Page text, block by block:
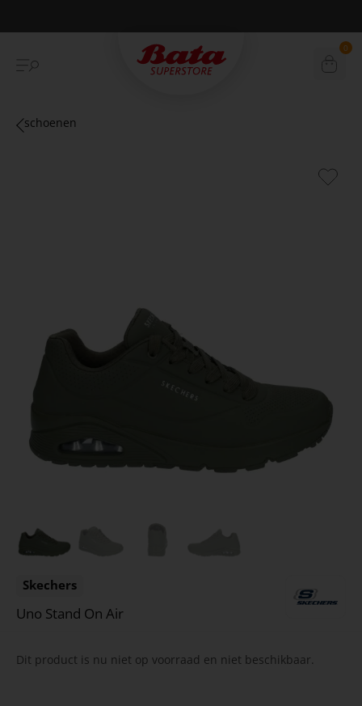
Betaal achteraf met Klarna 0
schoenen
Skechers
Uno Stand On Air
Dit product is nu niet op voorraad en niet beschikbaar.